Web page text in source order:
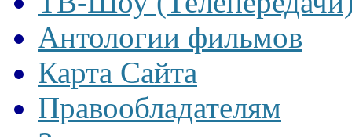
Антологии фильмов
Карта Сайта
Правообладателям